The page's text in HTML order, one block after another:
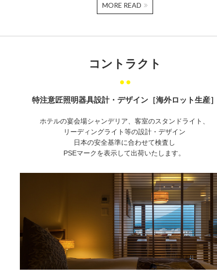
MORE READ
コントラクト
特注意匠照明器具設計・デザイン［海外ロット生産
ホテルの宴会場シャンデリア、客室のスタンドライト、
リーディングライト等の設計・デザイン
日本の安全基準に合わせて検査し
PSEマークを表示して出荷いたします。